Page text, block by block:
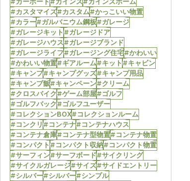
#カスタマイズ#カスタム#かっこいい物置
#カラー#ガルバニウム鋼板#ガレージ
#ガレージキット#ガレージドア
#ガレージハウス#ガレージブランド
#ガレージライフ#ガレージング住宅#かわいい
#かわいい物置#ギアルーム#キット#キャビン
#キャンプ#キャンプグッズ#キャンプ用品
#キャンプ飯#キャンペーン#クリーム
#クロスバイク#ゲーム部屋#ゴルフ
#ゴルフバック#ゴルフユーザー
#コレクションBOX#コレクションルーム
#コンクリ#コンテナ#コンテナハウス
#コンテナ倉庫#コンテナ型物置#コンテナ物置
#コンパクト#コンパクト収納#コンパクト物置
#サーフィン#サーフボード#サイクリング
#サイクルガレージ#サイズ#サイドエントリー
#シルバー#シルバー#シンプル